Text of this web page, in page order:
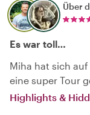
Über
Es war toll…
Miha hat sich
eine super Tour
Highlights &